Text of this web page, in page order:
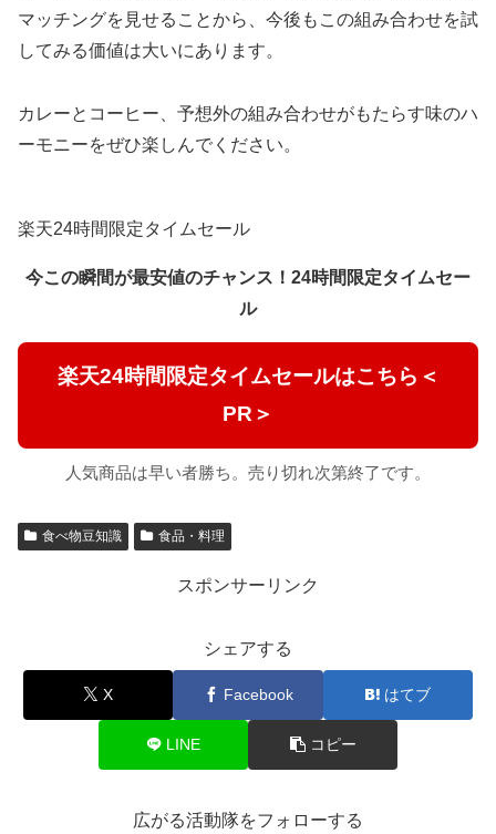
マッチングを見せることから、今後もこの組み合わせを試
してみる価値は大いにあります。
カレーとコーヒー、予想外の組み合わせがもたらす味のハ
ーモニーをぜひ楽しんでください。
楽天24時間限定タイムセール
今この瞬間が最安値のチャンス！24時間限定タイムセー
ル
楽天24時間限定タイムセールはこちら＜
PR＞
人気商品は早い者勝ち。売り切れ次第終了です。
食べ物豆知識 食品・料理
スポンサーリンク
シェアする
X Facebook はてブ
LINE コピー
広がる活動隊をフォローする